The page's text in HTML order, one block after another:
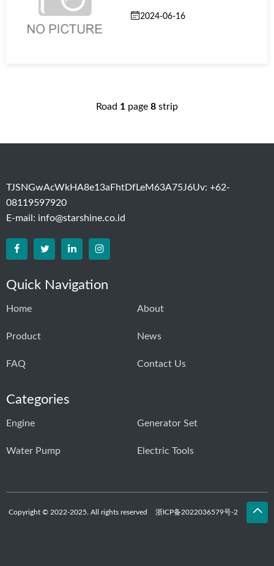
2024-06-16
Road 1 page 8 strip
TJSNGwAcWkHA8e13aFhtDfLeM63A75J6Uv: +62-
08119597920
E-mail: info@starshine.co.id
Quick Navigation
Home About
Product News
FAQ Contact Us
Categories
Engine Generator Set
Water Pump Electric Tools
Copyright © 2022-2025. All rights reserved 浙ICP备2022036579号-2